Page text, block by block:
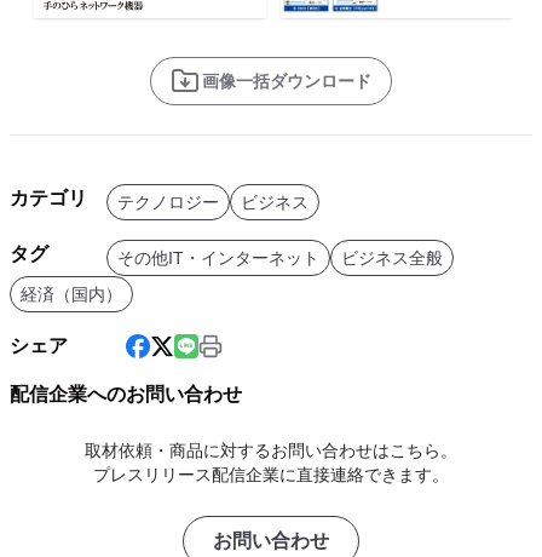
画像一括ダウンロード
カテゴリ テクノロジー ビジネス
タグ その他IT・インターネット
ビジネス全般
経済（国内）
シェア
配信企業へのお問い合わせ
取材依頼・商品に対するお問い合わせはこちら。
プレスリリース配信企業に直接連絡できます。
お問い合わせ